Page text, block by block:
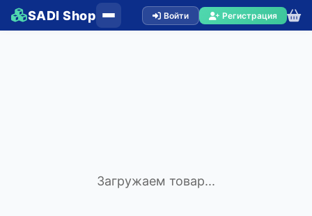
SADI Shop Войти Регистрация
Загружаем товар...